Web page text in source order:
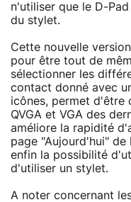
n'utiliser que le D-
du stylet.
Cette nouvelle
pour être tout de
sélectionner les
contact donné avec
icônes, permet d'être
QVGA et VGA des
améliore la rapidité
page "Aujourd'hui"
enfin la possibilité
d'utiliser un stylet.
A noter concernant